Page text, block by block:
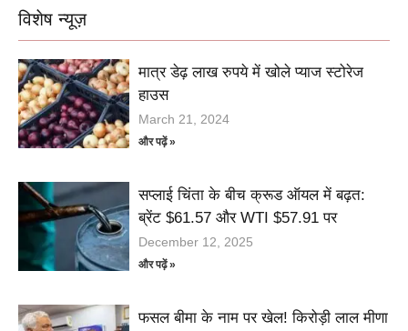
विशेष न्यूज़
मात्र डेढ़ लाख रुपये में खोले प्याज स्टोरेज
हाउस
March 21, 2024
और पढ़ें »
सप्लाई चिंता के बीच क्रूड ऑयल में बढ़त:
ब्रेंट $61.57 और WTI $57.91 पर
December 12, 2025
और पढ़ें »
फसल बीमा के नाम पर खेल! किरोड़ी लाल मीणा